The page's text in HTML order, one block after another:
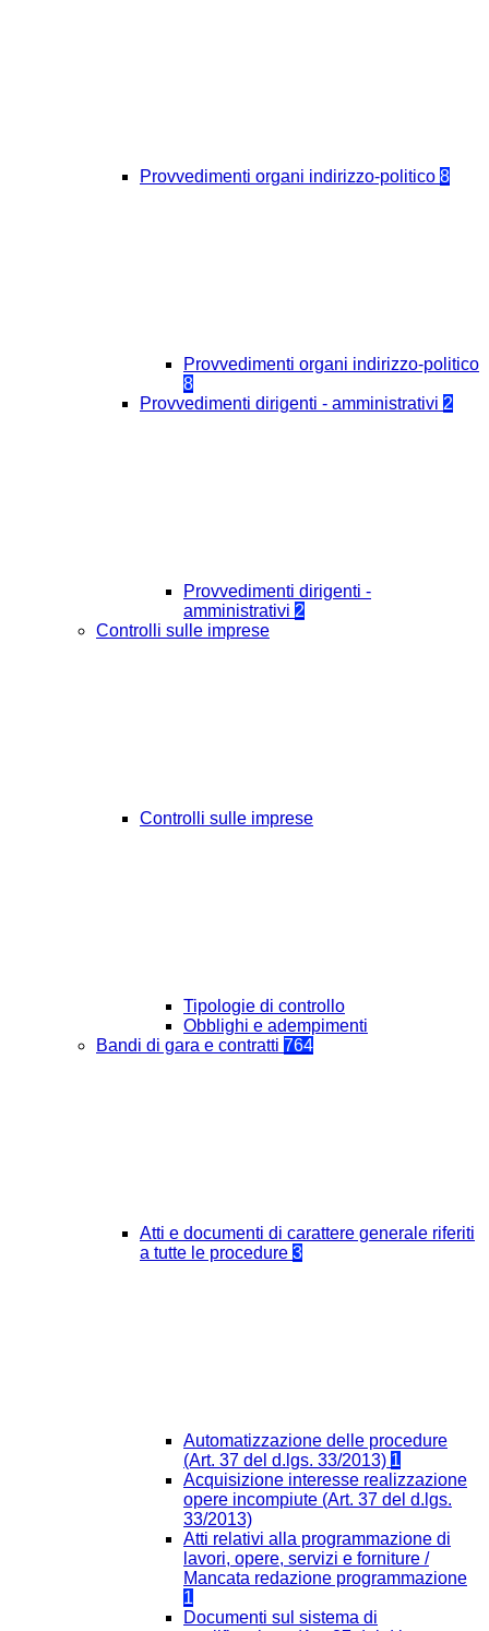
Provvedimenti organi indirizzo-politico 8
Provvedimenti organi indirizzo-politico
8
Provvedimenti dirigenti - amministrativi 2
Provvedimenti dirigenti -
amministrativi 2
Controlli sulle imprese
Controlli sulle imprese
Tipologie di controllo
Obblighi e adempimenti
Bandi di gara e contratti 764
Atti e documenti di carattere generale riferiti
a tutte le procedure 3
Automatizzazione delle procedure
(Art. 37 del d.lgs. 33/2013) 1
Acquisizione interesse realizzazione
opere incompiute (Art. 37 del d.lgs.
33/2013)
Atti relativi alla programmazione di
lavori, opere, servizi e forniture /
Mancata redazione programmazione
1
Documenti sul sistema di